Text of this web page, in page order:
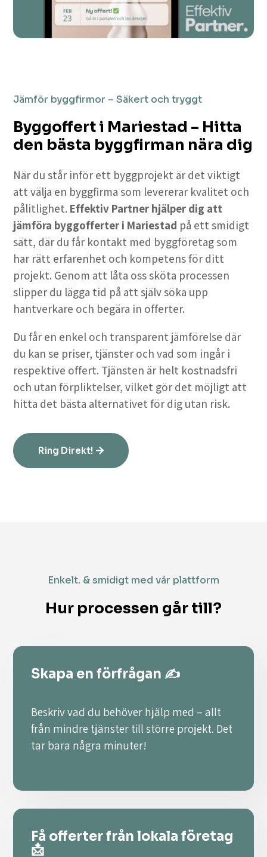
Jämför byggfirmor – Säkert och tryggt
Byggoffert i Mariestad – Hitta
den bästa byggfirman nära dig
När du står inför ett byggprojekt är det viktigt
att välja en byggfirma som levererar kvalitet och
pålitlighet. Effektiv Partner hjälper dig att
jämföra byggofferter i Mariestad på ett smidigt
sätt, där du får kontakt med byggföretag som
har rätt erfarenhet och kompetens för ditt
projekt. Genom att låta oss sköta processen
slipper du lägga tid på att själv söka upp
hantverkare och begära in offerter.
Du får en enkel och transparent jämförelse där
du kan se priser, tjänster och vad som ingår i
respektive offert. Tjänsten är helt kostnadsfri
och utan förpliktelser, vilket gör det möjligt att
hitta det bästa alternativet för dig utan risk.
Ring Direkt!
Enkelt. & smidigt med vår plattform
Hur processen går till?
Skapa en förfrågan ✍️
Beskriv vad du behöver hjälp med – allt
från mindre tjänster till större projekt. Det
tar bara några minuter!
Få offerter från lokala företag
📩